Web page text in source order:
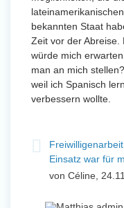
bekannten Staat
Zeit vor der Abreise.
würde mich
man an mich
weil ich Spanisch
verbessern wollte.
Einsatz war für
von Céline,